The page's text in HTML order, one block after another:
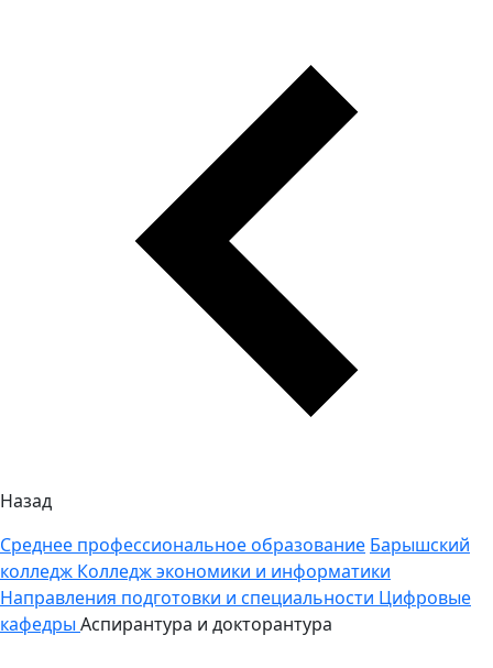
Назад
Среднее профессиональное образование Барышский
колледж Колледж экономики и информатики
Направления подготовки и специальности Цифровые
кафедры Аспирантура и докторантура